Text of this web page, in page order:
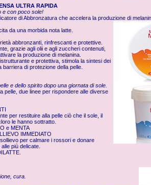
ULTRA RAPIDA
e con poco sole!
di Abbronzatura che accelera la produzione di
da una morbida nota latte.
abbronzanti, rinfrescanti e protettive.
grazie agli olii e agli zuccheri contenuti,
la produzione di melanina.
e protettiva, stimola la sintesi dei
di protezione della pelle.
e dello spirito dopo una giornata di sole.
pelle, due linee per rispondere alle diverse
per restituire alla pelle ciò che il sole, il
le hanno sottratto.
e MENTA
IMMEDIATO
per calmare i rossori e donare
più delicate.
cura.